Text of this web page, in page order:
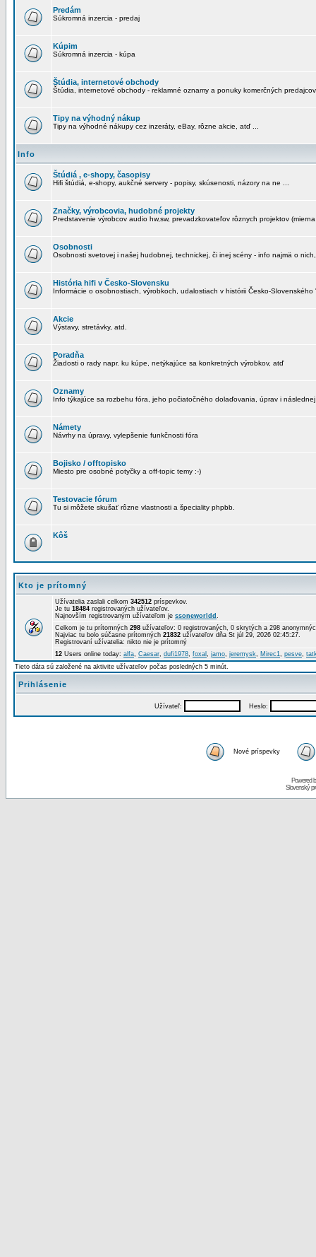
Predám
Súkromná inzercia - predaj
Kúpim
Súkromná inzercia - kúpa
Štúdia, internetové obchody
Štúdia, internetové obchody - reklamné oznamy a ponuky komerčných predajcov
Tipy na výhodný nákup
Tipy na výhodné nákupy cez inzeráty, eBay, rôzne akcie, atď ...
Info
Štúdiá , e-shopy, časopisy
Hifi štúdiá, e-shopy, aukčné servery - popisy, skúsenosti, názory na ne ...
Značky, výrobcovia, hudobné projekty
Predstavenie výrobcov audio hw,sw, prevadzkovateľov rôznych projektov
Osobnosti
Osobnosti svetovej i našej hudobnej, technickej, či inej scény - info najmä o
História hifi v Česko-Slovensku
Informácie o osobnostiach, výrobkoch, udalostiach v histórii Česko-Slovenského
Akcie
Výstavy, stretávky, atd.
Poradňa
Žiadosti o rady napr. ku kúpe, netýkajúce sa konkretných výrobkov, atď
Oznamy
Info týkajúce sa rozbehu fóra, jeho počiatočného dolaďovania, úprav i
Námety
Návrhy na úpravy, vylepšenie funkčnosti fóra
Bojisko / offtopisko
Miesto pre osobné potyčky a off-topic temy :-)
Testovacie fórum
Tu si môžete skušať rôzne vlastnosti a špeciality phpbb.
Kôš
Kto je prítomný
Užívatelia zaslali celkom 342512 príspevkov.
Je tu 18484 registrovaných užívateľov.
Najnovším registrovaným užívateľom je ssoneworldd .
Celkom je tu prítomných 298 užívateľov: 0 registrovaných, 0 skrytých a 298
Najviac tu bolo súčasne prítomných 21832 užívateľov dňa St júl 29, 2026 02:45:27.
Registrovaní užívatelia: nikto nie je prítomný
12 Users online today: alfa, Caesar, dufi1978, foxal , jamo, jeremysk, Mirec1, pesve,
Tieto dáta sú založené na aktivite užívateľov počas posledných 5 minút.
Prihlásenie
Užívateľ: Heslo:
Nové príspevky
Powered
Slovenský